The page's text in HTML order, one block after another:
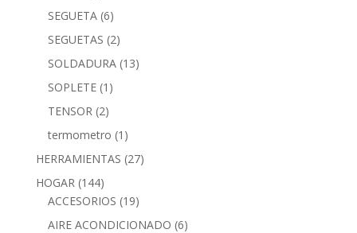
SEGUETA (6)
SEGUETAS (2)
SOLDADURA (13)
SOPLETE (1)
TENSOR (2)
termometro (1)
HERRAMIENTAS (27)
HOGAR (144)
ACCESORIOS (19)
AIRE ACONDICIONADO (6)